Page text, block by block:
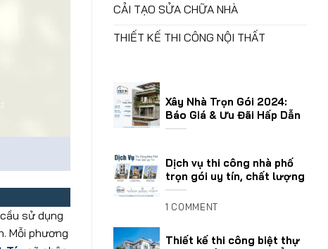
sử dụng
Mỗi phương
CẢI TẠO SỬA CHỮA NHÀ
THIẾT KẾ THI CÔNG NỘI THẤT
Xây Nhà Trọn Gói 2024:
Báo Giá & Ưu Đãi Hấp Dẫn
Dịch vụ thi công nhà phố
trọn gói uy tín, chất lượng
1 COMMENT
Thiết kế thi công biệt thự